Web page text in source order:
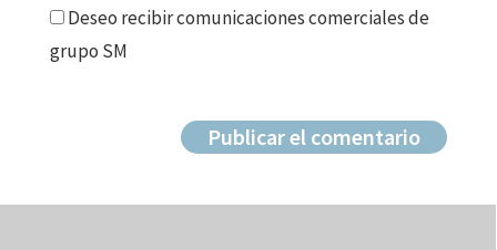
Deseo recibir comunicaciones comerciales de
grupo SM